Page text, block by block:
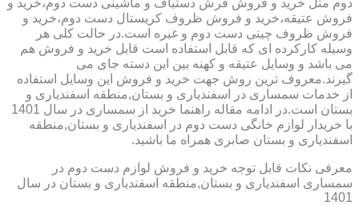
فروش عتیقه،خرید و فروش ظروف کریستال دست دوم،خرید و
فروش ظروف چینی دست دوم و غیره است.در حالت کلی هر
وسیله کارکرده ای که قابل استفاده است قابل خرید و فروش هم
می باشد و وسایل عتیقه و کهنه بین این دسته جای می
گیرند.معروف ترین روش جهت خرید و فروش این وسایل استفاده
از خدمات سمساری در اسفندیاری و بستان,منطقه اسفندیاری و
بستان است.در ادامه مقاله راهنما خرید از سمساری در سال 1401
با خریدار لوازم خانگی دست دوم در اسفندیاری و بستان,منطقه
اسفندیاری و بستان صابری همراه ما باشید.
معرفی نکات قابل توجه خرید و فروش لوازم دست دوم در
سمساری اسفندیاری و بستان,منطقه اسفندیاری و بستان در سال
1401